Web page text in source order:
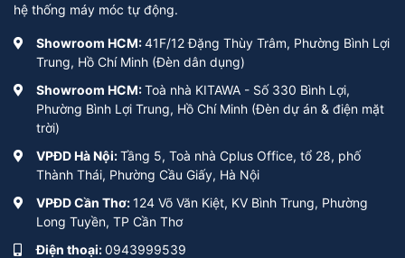
hệ thống máy móc tự động.
Showroom HCM:41F/12 Đặng Thùy Trâm, Phường Bình Lợi
Trung, Hồ Chí Minh (Đèn dân dụng)
Showroom HCM:Toà nhà KITAWA - Số 330 Bình Lợi,
Phường Bình Lợi Trung, Hồ Chí Minh (Đèn dự án & điện mặt
trời)
VPĐD Hà Nội:Tầng 5, Toà nhà Cplus Office, tổ 28, phố
Thành Thái, Phường Cầu Giấy, Hà Nội
VPĐD Cần Thơ:124 Võ Văn Kiệt, KV Bình Trung, Phường
Long Tuyền, TP Cần Thơ
Điện thoại:0943999539